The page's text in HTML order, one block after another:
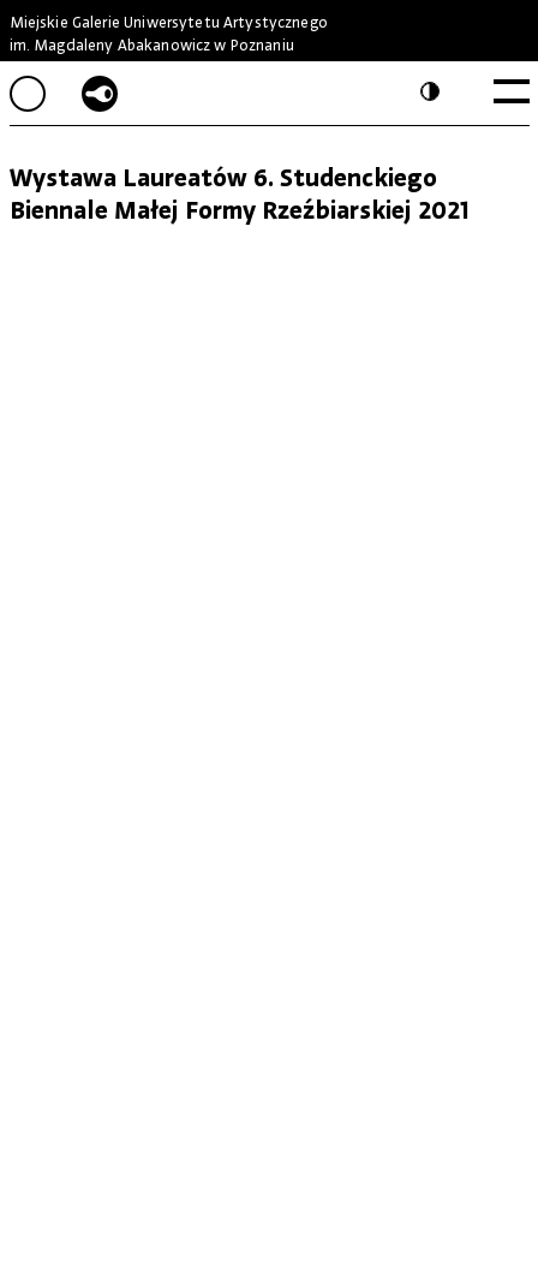
Miejskie Galerie Uniwersytetu Artystycznego
im. Magdaleny Abakanowicz w Poznaniu
Wystawa Laureatów 6. Studenckiego
Biennale Małej Formy Rzeźbiarskiej 2021